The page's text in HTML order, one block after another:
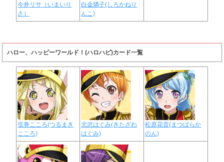
今井リサ（いまいり
さ）
白金燐子(しろかねり
んこ)
ハロー、ハッピーワールド！(ハロハピ)カード一覧
弦巻こころ(つるまき
こころ)
北沢はぐみ(きたざわ
はぐみ)
松原花音(まつばらか
のん)